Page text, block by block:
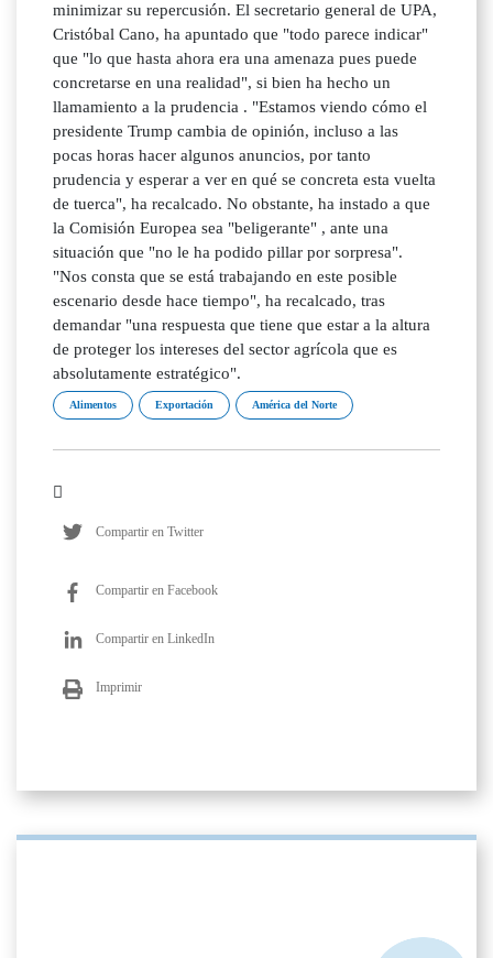
minimizar su repercusión. El secretario general de UPA,
Cristóbal Cano, ha apuntado que "todo parece indicar"
que "lo que hasta ahora era una amenaza pues puede
concretarse en una realidad", si bien ha hecho un
llamamiento a la prudencia . "Estamos viendo cómo el
presidente Trump cambia de opinión, incluso a las
pocas horas hacer algunos anuncios, por tanto
prudencia y esperar a ver en qué se concreta esta vuelta
de tuerca", ha recalcado. No obstante, ha instado a que
la Comisión Europea sea "beligerante" , ante una
situación que "no le ha podido pillar por sorpresa".
"Nos consta que se está trabajando en este posible
escenario desde hace tiempo", ha recalcado, tras
demandar "una respuesta que tiene que estar a la altura
de proteger los intereses del sector agrícola que es
absolutamente estratégico".
Alimentos Exportación América del Norte
Compartir en Twitter
Compartir en Facebook
Compartir en LinkedIn
Imprimir